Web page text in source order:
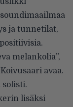
ja tunnetilat,
melankolia”,
avaa.
lisäksi